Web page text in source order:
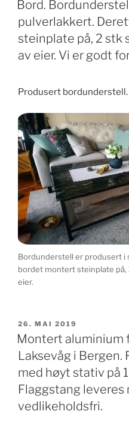
Bord.
pulverlakkert.
steinplate på, 2 stk
av eier. Vi er godt
Produsert bordunderstell.
Bordunderstell er produsert i
bordet montert steinplate
eier.
PUBLISERT
26. MAI 2019
Montert aluminium
Laksevåg i
med høyt stativ på
Flaggstang leveres
vedlikeholdsfri.